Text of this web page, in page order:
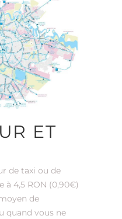
ET
de taxi ou de
à 4,5 RON (0,90€)
de
quand vous ne